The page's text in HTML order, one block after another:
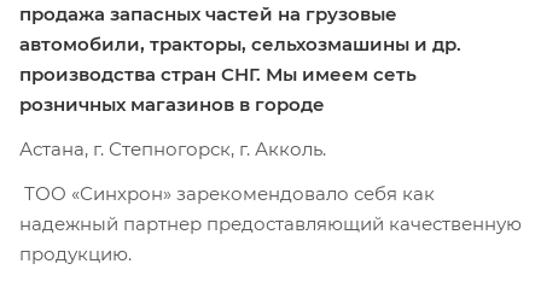
продажа запасных частей на грузовые
автомобили, тракторы, сельхозмашины и др.
производства стран СНГ. Мы имеем сеть
розничных магазинов в городе
Астана, г. Степногорск, г. Акколь.
ТОО «Синхрон» зарекомендовало себя как
надежный партнер предоставляющий качественную
продукцию.